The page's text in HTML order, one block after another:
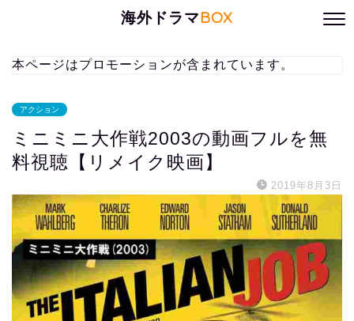
海外ドラマBOX
本ページはプロモーションが含まれています。
アクション
ミニミニ大作戦2003の動画フルを無
料視聴【リメイク映画】
2019年8月3日